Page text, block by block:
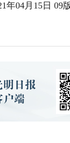
04月15日 09版